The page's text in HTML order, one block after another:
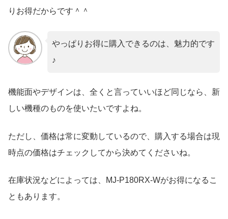
りお得だからです＾＾
やっぱりお得に購入できるのは、魅力的です
♪
機能面やデザインは、全くと言っていいほど同じなら、新
しい機種のものを使いたいですよね。
ただし、価格は常に変動しているので、購入する場合は現
時点の価格はチェックしてから決めてくださいね。
在庫状況などによっては、MJ-P180RX-Wがお得になるこ
ともあります。